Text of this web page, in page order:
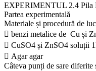
EXPERIMENTUL 2.4 Pila
Partea experimentală
Materiale și procedură de
 benzi metalice de Cu și
 CuSO4 și ZnSO4 soluții
 Agar agar
Câteva punți de sare diferite